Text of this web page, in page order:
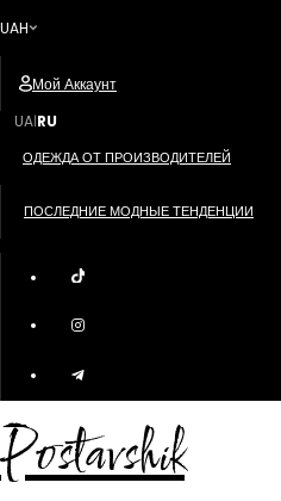
UAH
Мой Аккаунт
UA|RU
ОДЕЖДА ОТ ПРОИЗВОДИТЕЛЕЙ
ПОСЛЕДНИЕ МОДНЫЕ ТЕНДЕНЦИИ
Postavshik